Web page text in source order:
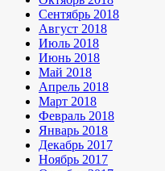
Сентябрь 2018
Август 2018
Июль 2018
Июнь 2018
Май 2018
Апрель 2018
Март 2018
Февраль 2018
Январь 2018
Декабрь 2017
Ноябрь 2017